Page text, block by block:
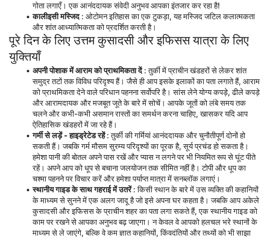
गोता लगाएँ। एक आनंददायक संवेदी अनुभव आपका इंतजार कर रहा है!
कालीइसी मस्जिद : ओटोमन इतिहास का एक टुकड़ा, यह मस्जिद जटिल कलात्मकता
और शांत आध्यात्मिकता को प्रदर्शित करती है।
पूरे दिन के लिए उत्तम कुसादसी और इफिसस यात्रा के लिए
युक्तियाँ
अपनी पोशाक में आराम को प्राथमिकता दें : तुर्की में प्राचीन खंडहरों से लेकर शांत
समुद्र तटों तक विविध परिदृश्य हैं। जैसे ही आप इसके इलाकों का पता लगाते हैं, आराम
को प्राथमिकता देने वाले परिधान पहनना सर्वोपरि है। सांस लेने योग्य कपड़े, ढीले कपड़े
और आरामदायक और मजबूत जूते के बारे में सोचें। आपके जूतों को लंबे समय तक
चलने और कभी-कभी असमान रास्तों का समर्थन करना चाहिए, खासकर यदि आप
ऐतिहासिक खंडहरों में जा रहे हैं।
गर्मी से लड़ें - हाइड्रेटेड रहें : तुर्की की गर्मियां आनंददायक और चुनौतीपूर्ण दोनों हो
सकती हैं। जबकि गर्म मौसम सुरम्य परिदृश्यों का पूरक है, सूर्य प्रचंड हो सकता है।
हमेशा पानी की बोतल अपने पास रखें और प्यास न लगने पर भी नियमित रूप से घूंट पीते
रहें। अपने आप को धूप से बचाना जलयोजन तक सीमित नहीं है। टोपी और धूप का
चश्मा पहनने पर विचार करें और हमेशा पर्याप्त मात्रा में सनब्लॉक लगाएं।
स्थानीय गाइड के साथ गहराई में उतरें : किसी स्थान के बारे में उस व्यक्ति की कहानियों
के माध्यम से सुनने में एक अलग जादू है जो इसे अपना घर कहता है। जबकि आप अकेले
कुसादसी और इफिसस के प्राचीन शहर का पता लगा सकते हैं, एक स्थानीय गाइड को
काम पर रखने से आपका अनुभव बढ़ जाएगा। न केवल वे आपको हलचल भरे स्थानों के
माध्यम से ले जाएंगे, बल्कि वे कम ज्ञात कहानियों, किंवदंतियों और तथ्यों को भी साझा